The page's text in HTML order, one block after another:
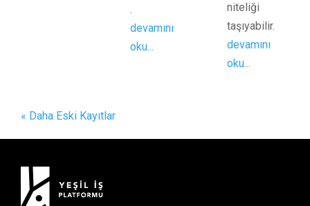
.
devamını
oku...
niteliği
taşıyabilir.
devamını
oku...
« Daha Eski Kayıtlar